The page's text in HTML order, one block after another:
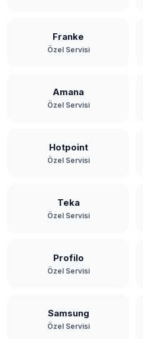
Franke
Özel Servisi
Amana
Özel Servisi
Hotpoint
Özel Servisi
Teka
Özel Servisi
Profilo
Özel Servisi
Samsung
Özel Servisi